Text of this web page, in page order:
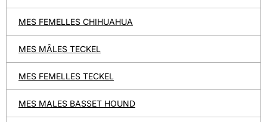
MES FEMELLES CHIHUAHUA
MES MÂLES TECKEL
MES FEMELLES TECKEL
MES MALES BASSET HOUND